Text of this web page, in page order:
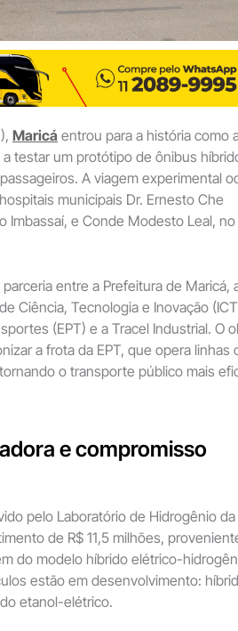
Maricá entrou para a história como
a testar um protótipo de ônibus
A viagem experimental
municipais Dr. Ernesto Che
Imbassaí, e Conde Modesto Leal, no
entre a Prefeitura de Maricá,
Ciência, Tecnologia e Inovação
(EPT) e a Tracel Industrial. O
a frota da EPT, que opera linhas
o transporte público mais
e compromisso
pelo Laboratório de Hidrogênio da
de R$ 11,5 milhões,
do modelo híbrido elétrico-
estão em desenvolvimento:
etanol-elétrico.